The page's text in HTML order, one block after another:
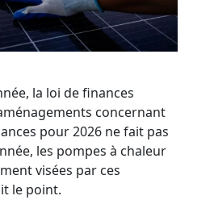
la loi de finances
concernant
pour 2026 ne fait pas
les pompes à chaleur
visées par ces
le point.